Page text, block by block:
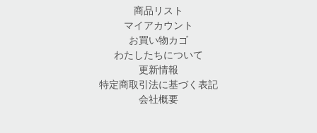
商品リスト
マイアカウント
お買い物カゴ
わたしたちについて
更新情報
特定商取引法に基づく表記
会社概要